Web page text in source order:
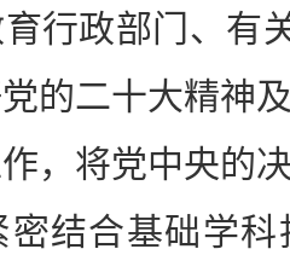
政部门、有
的二十大精神
，将党中央的
密结合基础学